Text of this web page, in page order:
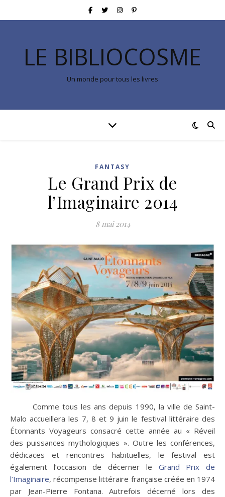
LE BIBLIOCOSME
Un monde pour tous les livres
FANTASY
Le Grand Prix de
l’Imaginaire 2014
8 mai 2014
Comme tous les ans depuis 1990, la ville de Saint-
Malo accueillera les 7, 8 et 9 juin le festival littéraire des
Étonnants Voyageurs consacré cette année au « Réveil
des puissances mythologiques ». Outre les conférences,
dédicaces et rencontres habituelles, le festival est
également l’occasion de décerner le Grand Prix de
l’Imaginaire, récompense littéraire française créée en 1974
par Jean-Pierre Fontana. Autrefois décerné lors des